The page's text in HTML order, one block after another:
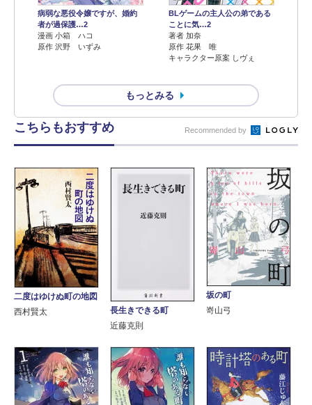
病弱な悪役令嬢ですが、婚約
者が過保護…2
漫画 小箱 ハコ
原作 沢野 いずみ
BLゲームの主人公の弟である
ことに気…2
著者 加奈
原作 花果 唯
キャラクター原案 しヴぇ
もっとみる
こちらもおすすめ Recommended by
二度はゆけぬ町の地図
西村賢太
長生きできる町
近藤克則
坂の町
嵜山弓